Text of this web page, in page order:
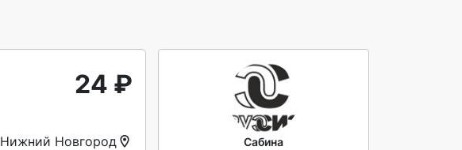
24 ₽
Нижний Новгород
Сабина